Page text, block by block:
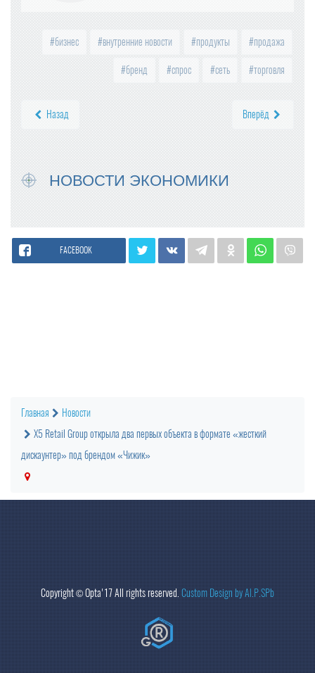
бизнес внутренние новости продукты продажа
бренд спрос сеть торговля
Назад Вперёд
НОВОСТИ ЭКОНОМИКИ
FACEBOOK
Главная
Новости
X5 Retail Group открыла два первых объекта в формате «жесткий
дискаунтер» под брендом «Чижик»
Copyright ©Opta'17 All rights reserved.Custom Design by Al.P.SPb